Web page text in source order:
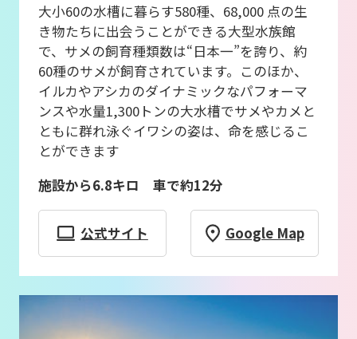
大小60の水槽に暮らす580種、68,000 点の生
き物たちに出会うことができる大型水族館
で、サメの飼育種類数は“日本一”を誇り、約
60種のサメが飼育されています。このほか、
イルカやアシカのダイナミックなパフォーマ
ンスや水量1,300トンの大水槽でサメやカメと
ともに群れ泳ぐイワシの姿は、命を感じるこ
とができます
施設から6.8キロ 車で約12分
公式サイト Google Map